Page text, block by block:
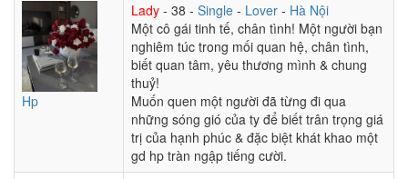
Hp
Lady - 38 - Single - Lover - Hà Nội
Một cô gái tinh tế, chân tình! Một người bạn
nghiêm túc trong mối quan hệ, chân tình,
biết quan tâm, yêu thương mình & chung
thuỷ!
Muốn quen một người đã từng đi qua
những sóng gió của ty để biết trân trọng giá
trị của hạnh phúc & đặc biệt khát khao một
gd hp tràn ngập tiếng cười.